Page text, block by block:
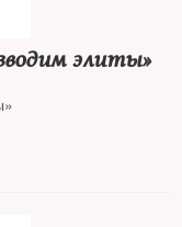
элиты»